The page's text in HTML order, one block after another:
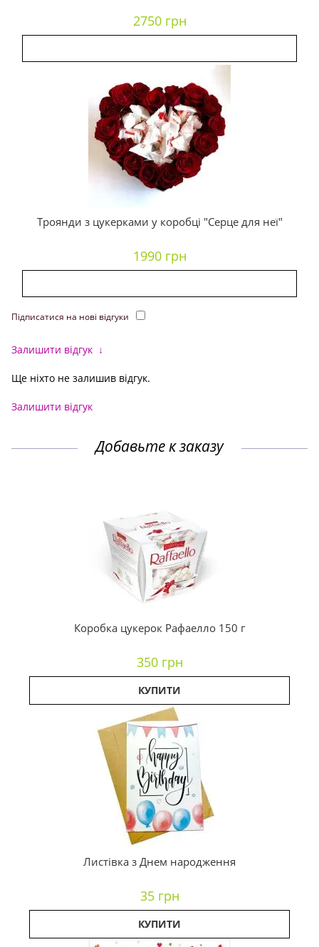
2750 грн
Троянди з цукерками у коробці "Серце для неї"
1990 грн
Підписатися на нові відгуки
Залишити відгук ↓
Ще ніхто не залишив відгук.
Залишити відгук
Добавьте к заказу
Коробка цукерок Рафаелло 150 г
350 грн
КУПИТИ
Листівка з Днем народження
35 грн
КУПИТИ